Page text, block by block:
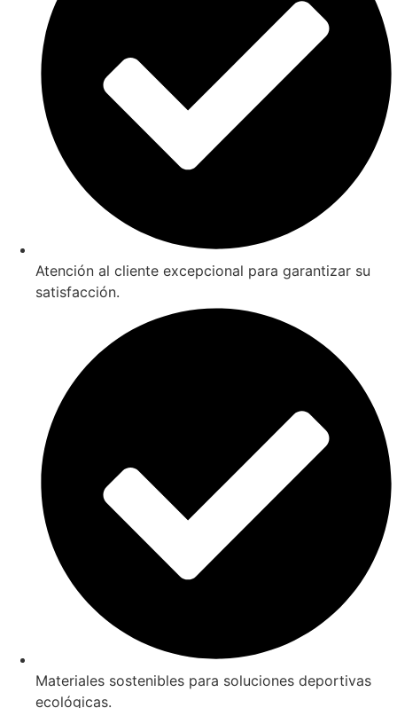
Atención al cliente excepcional para garantizar su
satisfacción.
Materiales sostenibles para soluciones deportivas
ecológicas.